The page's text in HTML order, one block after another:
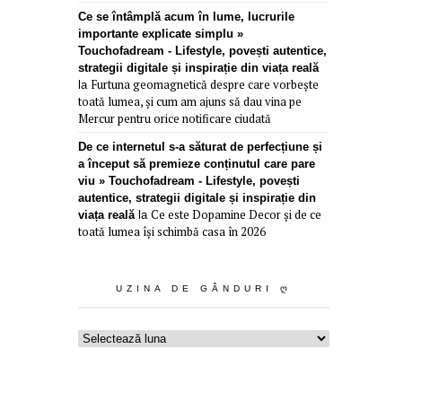
Ce se întâmplă acum în lume, lucrurile
importante explicate simplu »
Touchofadream - Lifestyle, povești autentice,
strategii digitale și inspirație din viața reală
la Furtuna geomagnetică despre care vorbește
toată lumea, și cum am ajuns să dau vina pe
Mercur pentru orice notificare ciudată
De ce internetul s-a săturat de perfecțiune și
a început să premieze conținutul care pare
viu » Touchofadream - Lifestyle, povești
autentice, strategii digitale și inspirație din
viața reală la Ce este Dopamine Decor și de ce
toată lumea își schimbă casa în 2026
UZINA DE GÂNDURI Ღ
Uzina